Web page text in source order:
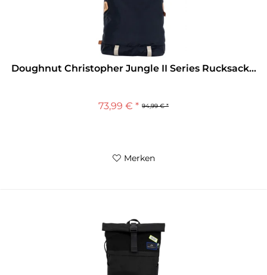
Doughnut Christopher Jungle II Series Rucksack...
94,99 € *
73,99 € *
Merken